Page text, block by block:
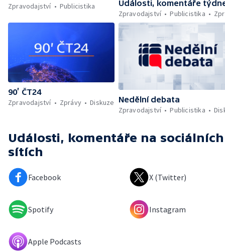
Zpravodajství
Publicistika
Události, komentáře
Zpravodajství
Publicistika
90’ ČT24
Zpravodajství
Zprávy Diskuze
Nedělní debata
Zpravodajství
Publicistika
Události, komentáře na sociálních
sítích
Facebook X (Twitter)
Spotify Instagram
Apple Podcasts